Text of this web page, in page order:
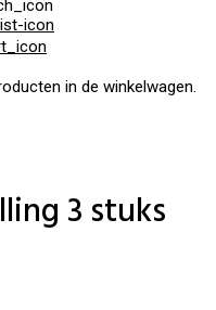
in de winkelwagen.
3 stuks